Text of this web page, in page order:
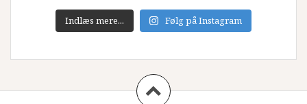
Indlæs mere... Følg på Instagram